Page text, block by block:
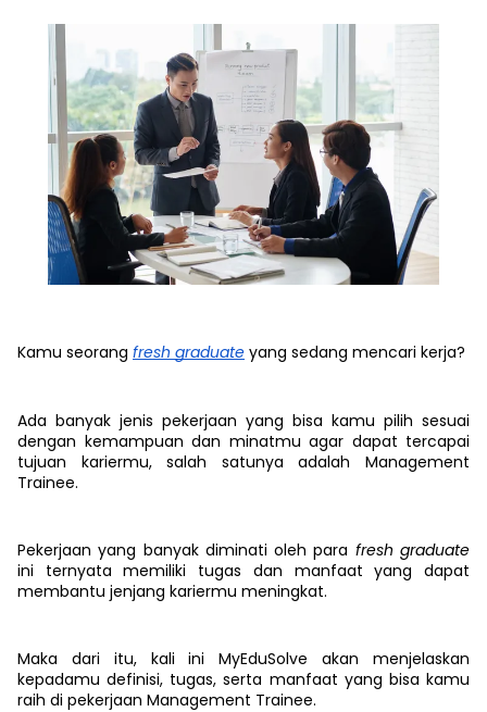
Kamu seorang fresh graduate yang sedang mencari kerja?
Ada banyak jenis pekerjaan yang bisa kamu pilih sesuai
dengan kemampuan dan minatmu agar dapat tercapai
tujuan kariermu, salah satunya adalah Management
Trainee.
Pekerjaan yang banyak diminati oleh para fresh graduate
ini ternyata memiliki tugas dan manfaat yang dapat
membantu jenjang kariermu meningkat.
Maka dari itu, kali ini MyEduSolve akan menjelaskan
kepadamu definisi, tugas, serta manfaat yang bisa kamu
raih di pekerjaan Management Trainee.